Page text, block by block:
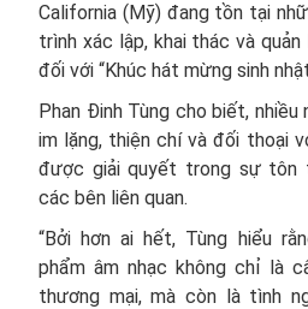
California (Mỹ) đang tồn tại
trình xác lập, khai thác và
đối với “Khúc hát mừng sinh
Phan Đinh Tùng cho biết, nhiều
im lặng, thiện chí và đối thoại
được giải quyết trong sự tôn
các bên liên quan.
“Bởi hơn ai hết, Tùng hiểu
phẩm âm nhạc không chỉ là
thương mại, mà còn là tình